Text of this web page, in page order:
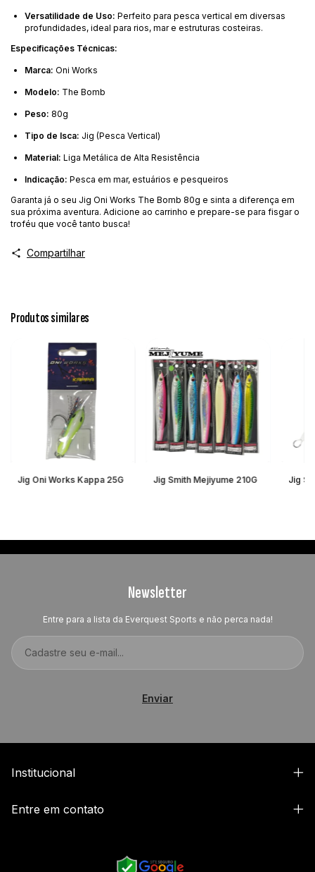
Versatilidade de Uso: Perfeito para pesca vertical em diversas
profundidades, ideal para rios, mar e estruturas costeiras.
Especificações Técnicas:
Marca: Oni Works
Modelo: The Bomb
Peso: 80g
Tipo de Isca: Jig (Pesca Vertical)
Material: Liga Metálica de Alta Resistência
Indicação: Pesca em mar, estuários e pesqueiros
Garanta já o seu Jig Oni Works The Bomb 80g e sinta a diferença em
sua próxima aventura. Adicione ao carrinho e prepare-se para fisgar o
troféu que você tanto busca!
Compartilhar
Produtos similares
Jig Oni Works Kappa 25G Jig Smith Mejiyume 210G Jig
Newsletter
Entre para a lista da Everquest Sports e não perca nada!
Institucional
Entre em contato